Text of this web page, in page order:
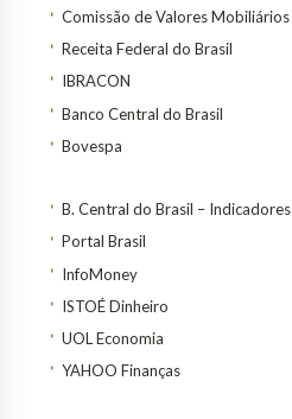
Comissão de Valores Mobiliários
Receita Federal do Brasil
IBRACON
Banco Central do Brasil
Bovespa
B. Central do Brasil – Indicadores
Portal Brasil
InfoMoney
ISTOÉ Dinheiro
UOL Economia
YAHOO Finanças